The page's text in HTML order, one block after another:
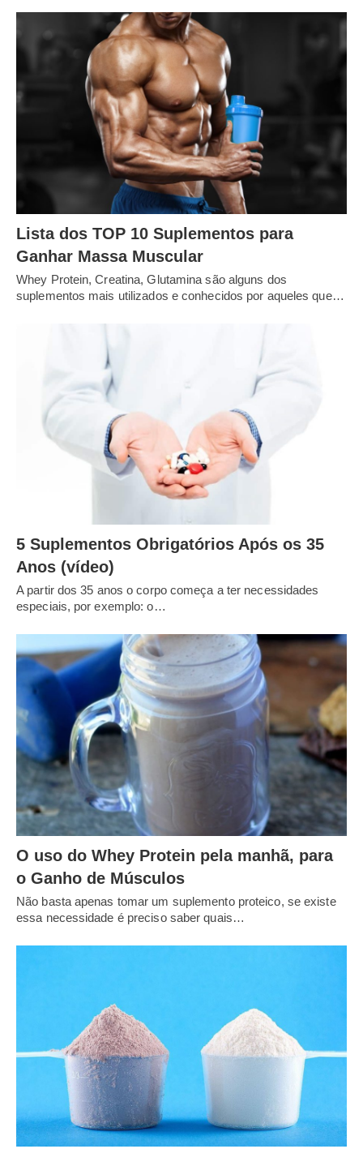
Lista dos TOP 10 Suplementos para
Ganhar Massa Muscular
Whey Protein, Creatina, Glutamina são alguns dos
suplementos mais utilizados e conhecidos por aqueles que…
5 Suplementos Obrigatórios Após os 35
Anos (vídeo)
A partir dos 35 anos o corpo começa a ter necessidades
especiais, por exemplo: o…
O uso do Whey Protein pela manhã, para
o Ganho de Músculos
Não basta apenas tomar um suplemento proteico, se existe
essa necessidade é preciso saber quais…